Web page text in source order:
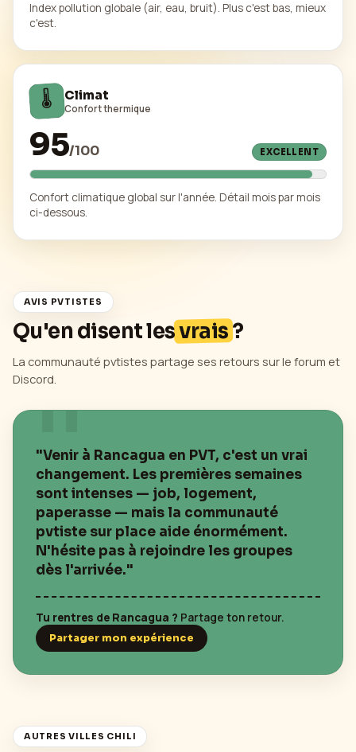
Index pollution globale (air, eau, bruit). Plus c'est bas, mieux
c'est.
🌡️ Climat
Confort thermique
95/100 EXCELLENT
Confort climatique global sur l'année. Détail mois par mois
ci-dessous.
AVIS PVTISTES
Qu'en disent lesvrais?
La communauté pvtistes partage ses retours sur le forum et
Discord.
"Venir à Rancagua en PVT, c'est un vrai
changement. Les premières semaines
sont intenses — job, logement,
paperasse — mais la communauté
pvtiste sur place aide énormément.
N'hésite pas à rejoindre les groupes
dès l'arrivée."
Tu rentres de Rancagua ? Partage ton retour.
Partager mon expérience
AUTRES VILLES CHILI